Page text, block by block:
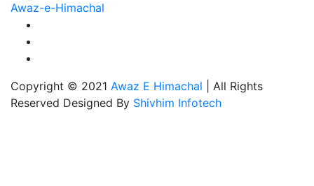
Awaz-e-Himachal
Copyright © 2021 Awaz E Himachal | All Rights
Reserved Designed By Shivhim Infotech